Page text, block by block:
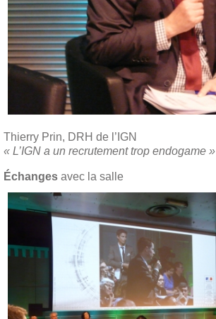
Thierry Prin, DRH de l’IGN
« L’IGN a un recrutement trop endogame »
Échanges avec la salle